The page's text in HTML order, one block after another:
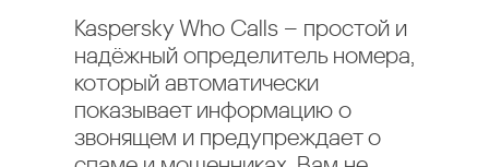
Kaspersky Who Calls – простой и
надёжный определитель номера,
который автоматически
показывает информацию о
звонящем и предупреждает о